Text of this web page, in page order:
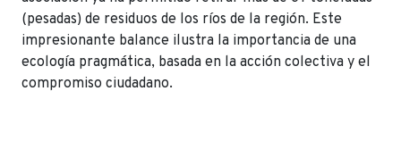
(pesadas) de residuos de los ríos de la región. Este
impresionante balance ilustra la importancia de una
ecología pragmática, basada en la acción colectiva y el
compromiso ciudadano.